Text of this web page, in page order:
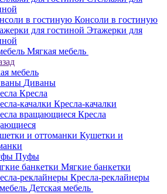
Консоли в гостиную
Этажерки для
Мягкая мебель
мебель
Диваны
Кресла
Кресла-качалки
Кресла
Кушетки и
Пуфы
Мягкие банкетки
Кресла-реклайнеры
Детская мебель